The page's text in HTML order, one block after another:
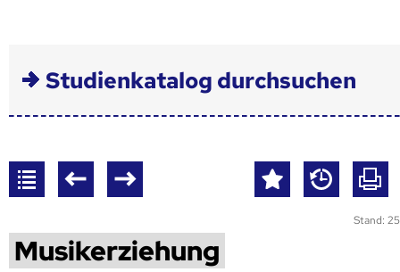
Studienkatalog durchsuchen
Stand:
Musikerziehung